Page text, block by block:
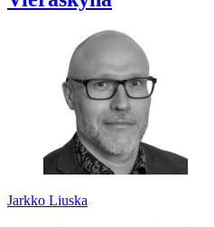
Jarkko Liuska